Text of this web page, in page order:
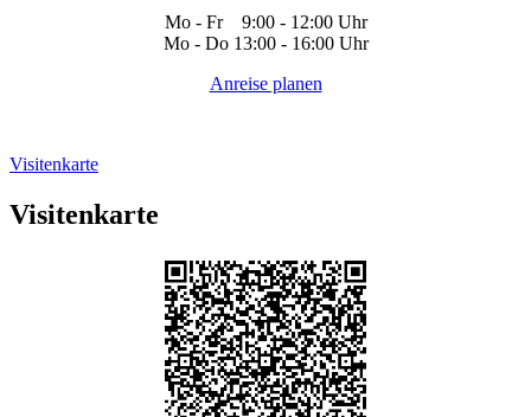
Mo - Fr 9:00 - 12:00 Uhr
Mo - Do 13:00 - 16:00 Uhr
Anreise planen
Visitenkarte
Visitenkarte